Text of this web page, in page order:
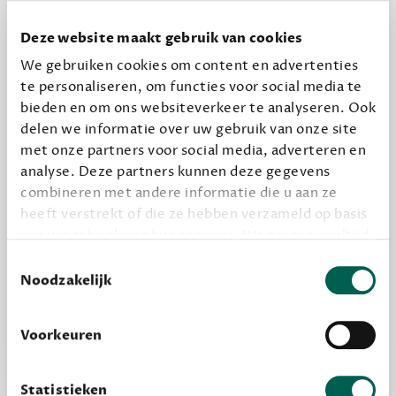
Deze website maakt gebruik van cookies
We gebruiken cookies om content en advertenties
te personaliseren, om functies voor social media te
bieden en om ons websiteverkeer te analyseren. Ook
delen we informatie over uw gebruik van onze site
met onze partners voor social media, adverteren en
analyse. Deze partners kunnen deze gegevens
combineren met andere informatie die u aan ze
heeft verstrekt of die ze hebben verzameld op basis
grondslag gebeurt, en er niet onnodig data van je
wordt verwerkt. Gevoelige persoonsgegevens delen
Noodzakelijk
Voorkeuren
Statistieken
Dewey Plus
Een originele manier om je reading challenge te
halen.
12,50 per maand, incl. verzending
Geef cadeau
per jaar
kijken of het zou bevallen (maar dit hoeft niet)